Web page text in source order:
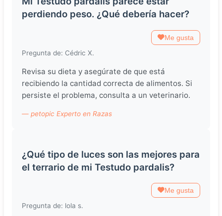
perdiendo peso. ¿Qué debería hacer?
Me gusta
Pregunta de: Cédric X.
Revisa su dieta y asegúrate de que está
recibiendo la cantidad correcta de alimentos. Si
persiste el problema, consulta a un veterinario.
— petopic Experto en Razas
¿Qué tipo de luces son las mejores para
el terrario de mi Testudo pardalis?
Me gusta
Pregunta de: lola s.